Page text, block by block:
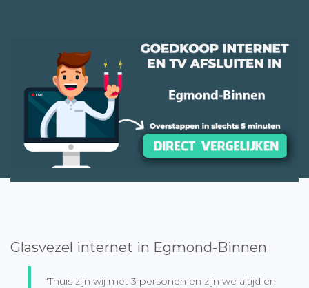
Glasvezel internet in Egmond-Binnen
“Thuis zijn wij met 3 personen en zijn we altijd en